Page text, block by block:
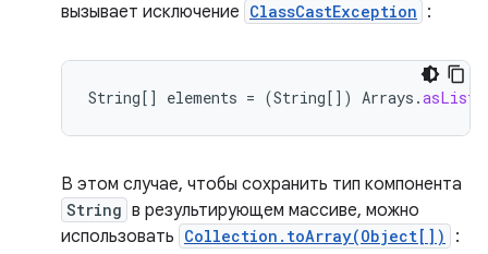
вызывает исключение ClassCastException :
String[] elements = (String[] ) Arrays .asList
В этом случае, чтобы сохранить тип компонента
String в результирующем массиве, можно
использовать Collection.toArray(Object[]) :